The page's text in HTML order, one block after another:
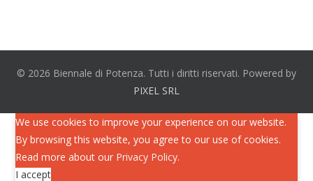
© 2026 Biennale di Potenza. Tutti i diritti riservati. Powered by
PIXEL SRL
We use cookies to improve your experience on our website.
By browsing this website, you agree to our use of cookies.
Read more about our Privacy Policy.
I accept